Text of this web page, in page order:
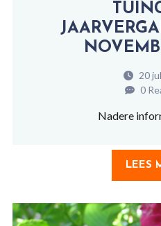
20
0
Nadere
LEES